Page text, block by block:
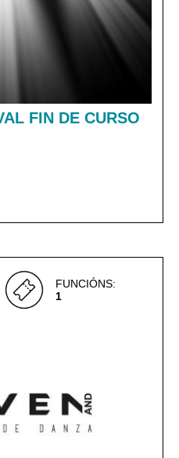
FIN DE CURSO
FUNCIÓNS:
1